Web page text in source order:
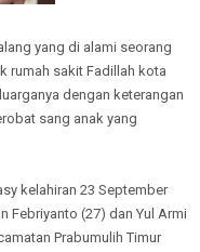
yang di alami seorang
rumah sakit Fadillah kota
dengan keterangan
sang anak yang
kelahiran 23 September
Febriyanto (27) dan Yul Armi
Prabumulih Timur